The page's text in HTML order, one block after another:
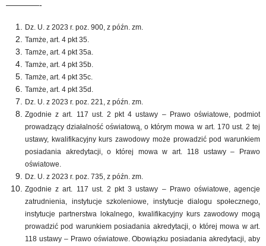
————-
Dz. U. z 2023 r. poz. 900, z późn. zm.
Tamże, art. 4 pkt 35.
Tamże, art. 4 pkt 35a.
Tamże, art. 4 pkt 35b.
Tamże, art. 4 pkt 35c.
Tamże, art. 4 pkt 35d.
Dz. U. z 2023 r. poz. 221, z późn. zm.
Zgodnie z art. 117 ust. 2 pkt 4 ustawy – Prawo oświatowe, podmiot
prowadzący działalność oświatową, o którym mowa w art. 170 ust. 2 tej
ustawy, kwalifikacyjny kurs zawodowy może prowadzić pod warunkiem
posiadania akredytacji, o której mowa w art. 118 ustawy – Prawo
oświatowe.
Dz. U. z 2023 r. poz. 735, z późn. zm.
Zgodnie z art. 117 ust. 2 pkt 3 ustawy – Prawo oświatowe, agencje
zatrudnienia, instytucje szkoleniowe, instytucje dialogu społecznego,
instytucje partnerstwa lokalnego, kwalifikacyjny kurs zawodowy mogą
prowadzić pod warunkiem posiadania akredytacji, o której mowa w art.
118 ustawy – Prawo oświatowe. Obowiązku posiadania akredytacji, aby